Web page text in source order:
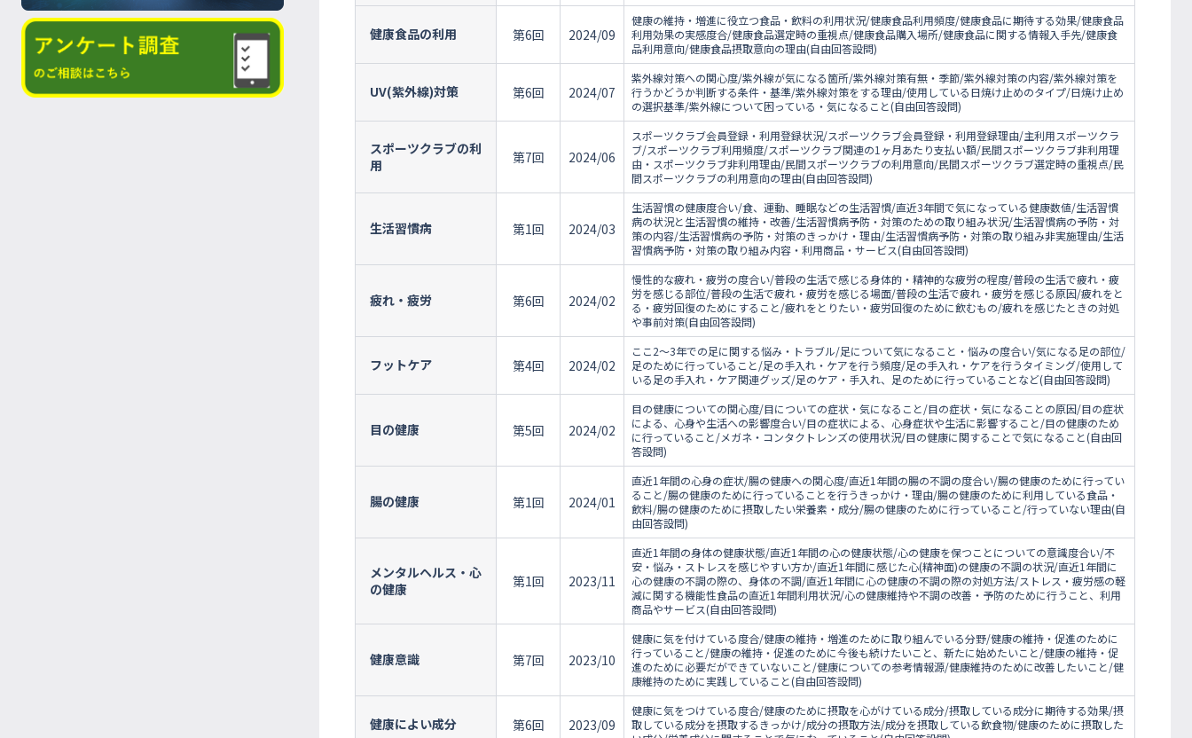
健康食品の利用 第6回 2024/09
健康の維持・増進に役立つ食品・飲料の利用状況/健康食品利用頻度/健康食品に期待する効果/健康食品
利用効果の実感度合/健康食品選定時の重視点/健康食品購入場所/健康食品に関する情報入手先/健康食
品利用意向/健康食品摂取意向の理由(自由回答設問)
UV(紫外線)対策 第6回 2024/07
紫外線対策への関心度/紫外線が気になる箇所/紫外線対策有無・季節/紫外線対策の内容/紫外線対策を
行うかどうか判断する条件・基準/紫外線対策をする理由/使用している日焼け止めのタイプ/日焼け止め
の選択基準/紫外線について困っている・気になること(自由回答設問)
スポーツクラブの利
用
第7回 2024/06
スポーツクラブ会員登録・利用登録状況/スポーツクラブ会員登録・利用登録理由/主利用スポーツクラ
ブ/スポーツクラブ利用頻度/スポーツクラブ関連の1ヶ月あたり支払い額/民間スポーツクラブ非利用理
由・スポーツクラブ非利用理由/民間スポーツクラブの利用意向/民間スポーツクラブ選定時の重視点/民
間スポーツクラブの利用意向の理由(自由回答設問)
生活習慣病 第1回 2024/03
生活習慣の健康度合い/食、運動、睡眠などの生活習慣/直近3年間で気になっている健康数値/生活習慣
病の状況と生活習慣の維持・改善/生活習慣病予防・対策のための取り組み状況/生活習慣病の予防・対
策の内容/生活習慣病の予防・対策のきっかけ・理由/生活習慣病予防・対策の取り組み非実施理由/生活
習慣病予防・対策の取り組み内容・利用商品・サービス(自由回答設問)
疲れ・疲労 第6回 2024/02
慢性的な疲れ・疲労の度合い/普段の生活で感じる身体的・精神的な疲労の程度/普段の生活で疲れ・疲
労を感じる部位/普段の生活で疲れ・疲労を感じる場面/普段の生活で疲れ・疲労を感じる原因/疲れをと
る・疲労回復のためにすること/疲れをとりたい・疲労回復のために飲むもの/疲れを感じたときの対処
や事前対策(自由回答設問)
フットケア 第4回 2024/02
ここ2～3年での足に関する悩み・トラブル/足について気になること・悩みの度合い/気になる足の部位/
足のために行っていること/足の手入れ・ケアを行う頻度/足の手入れ・ケアを行うタイミング/使用して
いる足の手入れ・ケア関連グッズ/足のケア・手入れ、足のために行っていることなど(自由回答設問)
目の健康 第5回 2024/02
目の健康についての関心度/目についての症状・気になること/目の症状・気になることの原因/目の症状
による、心身や生活への影響度合い/目の症状による、心身症状や生活に影響すること/目の健康のため
に行っていること/メガネ・コンタクトレンズの使用状況/目の健康に関することで気になること(自由回
答設問)
腸の健康 第1回 2024/01
直近1年間の心身の症状/腸の健康への関心度/直近1年間の腸の不調の度合い/腸の健康のために行ってい
ること/腸の健康のために行っていることを行うきっかけ・理由/腸の健康のために利用している食品・
飲料/腸の健康のために摂取したい栄養素・成分/腸の健康のために行っていること/行っていない理由(自
由回答設問)
メンタルヘルス・心
の健康
第1回 2023/11
直近1年間の身体の健康状態/直近1年間の心の健康状態/心の健康を保つことについての意識度合い/不
安・悩み・ストレスを感じやすい方か/直近1年間に感じた心(精神面)の健康の不調の状況/直近1年間に
心の健康の不調の際の、身体の不調/直近1年間に心の健康の不調の際の対処方法/ストレス・疲労感の軽
減に関する機能性食品の直近1年間利用状況/心の健康維持や不調の改善・予防のために行うこと、利用
商品やサービス(自由回答設問)
健康意識 第7回 2023/10
健康に気を付けている度合/健康の維持・増進のために取り組んでいる分野/健康の維持・促進のために
行っていること/健康の維持・促進のために今後も続けたいこと、新たに始めたいこと/健康の維持・促
進のために必要だができていないこと/健康についての参考情報源/健康維持のために改善したいこと/健
康維持のために実践していること(自由回答設問)
健康によい成分 第6回 2023/09
健康に気をつけている度合/健康のために摂取を心がけている成分/摂取している成分に期待する効果/摂
取している成分を摂取するきっかけ/成分の摂取方法/成分を摂取している飲食物/健康のために摂取した